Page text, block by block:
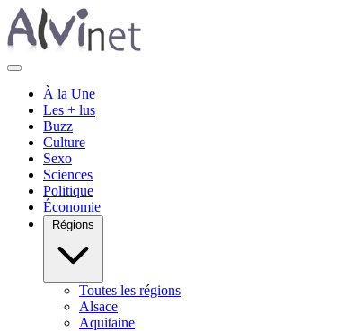
À la Une
Les + lus
Buzz
Culture
Sexo
Sciences
Politique
Économie
Régions
Toutes les régions
Alsace
Aquitaine